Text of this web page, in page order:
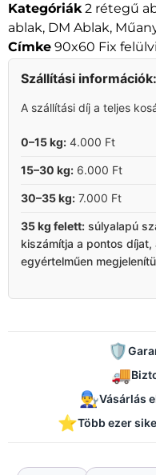
Kategóriák 2 rétegű
ablak, DM Ablak,
Címke 90x60 Fix
Szállítási információk:
A szállítási díj a teljes
0–15 kg: 4.000 Ft
15–30 kg: 6.000 Ft
30–35 kg: 7.000 Ft
35 kg felett: súlyalapú
kiszámítja a pontos
egyértelműen
🛡️
🚚
👨‍🔧Vásárlás
⭐Több ezer